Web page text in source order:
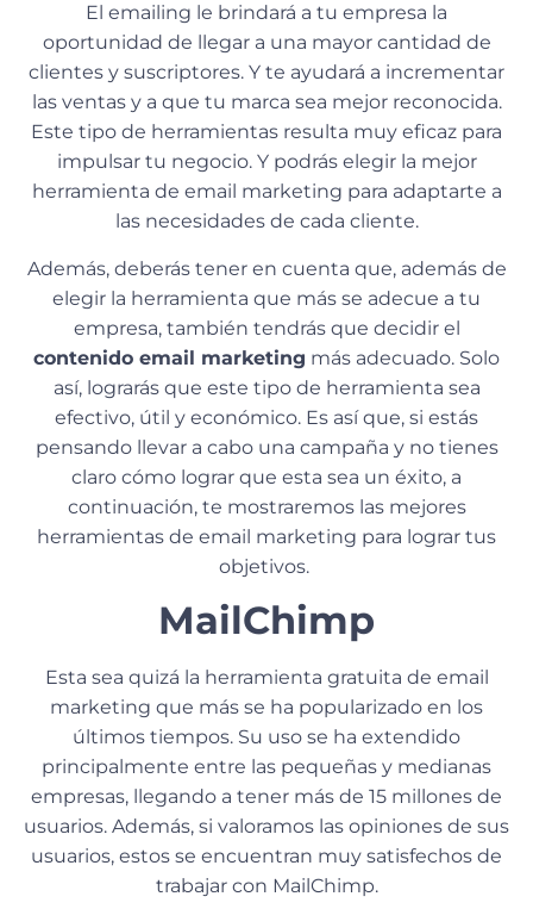
El emailing le brindará a tu empresa la
oportunidad de llegar a una mayor cantidad de
clientes y suscriptores. Y te ayudará a incrementar
las ventas y a que tu marca sea mejor reconocida.
Este tipo de herramientas resulta muy eficaz para
impulsar tu negocio. Y podrás elegir la mejor
herramienta de email marketing para adaptarte a
las necesidades de cada cliente.
Además, deberás tener en cuenta que, además de
elegir la herramienta que más se adecue a tu
empresa, también tendrás que decidir el
contenido email marketing más adecuado. Solo
así, lograrás que este tipo de herramienta sea
efectivo, útil y económico. Es así que, si estás
pensando llevar a cabo una campaña y no tienes
claro cómo lograr que esta sea un éxito, a
continuación, te mostraremos las mejores
herramientas de email marketing para lograr tus
objetivos.
MailChimp
Esta sea quizá la herramienta gratuita de email
marketing que más se ha popularizado en los
últimos tiempos. Su uso se ha extendido
principalmente entre las pequeñas y medianas
empresas, llegando a tener más de 15 millones de
usuarios. Además, si valoramos las opiniones de sus
usuarios, estos se encuentran muy satisfechos de
trabajar con MailChimp.